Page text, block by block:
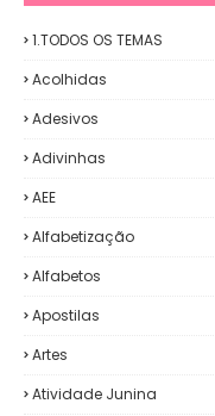
1.TODOS OS TEMAS
Acolhidas
Adesivos
Adivinhas
AEE
Alfabetização
Alfabetos
Apostilas
Artes
Atividade Junina